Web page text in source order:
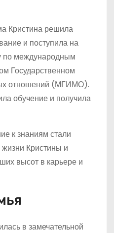
Кристина решила
и поступила на
по международным
Государственном
отношений (МГИМО).
обучение и получила
к знаниям стали
Кристины и
высот в карьере и
в замечательной